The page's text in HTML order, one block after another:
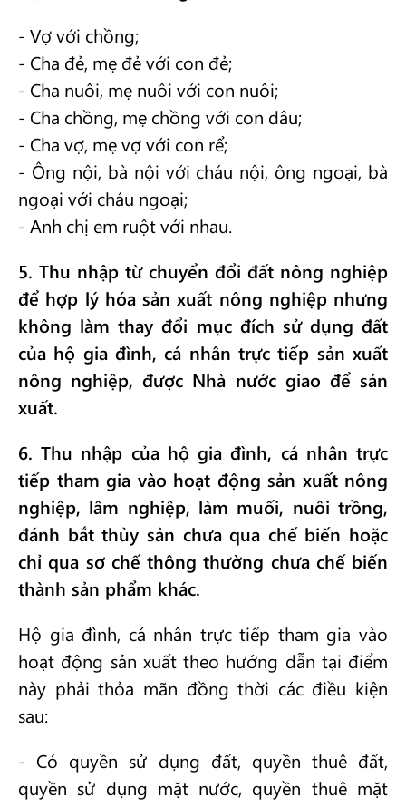
- Vợ với chồng;
- Cha đẻ, mẹ đẻ với con đẻ;
- Cha nuôi, mẹ nuôi với con nuôi;
- Cha chồng, mẹ chồng với con dâu;
- Cha vợ, mẹ vợ với con rể;
- Ông nội, bà nội với cháu nội, ông ngoại, bà
ngoại với cháu ngoại;
- Anh chị em ruột với nhau.
5. Thu nhập từ chuyển đổi đất nông nghiệp
để hợp lý hóa sản xuất nông nghiệp nhưng
không làm thay đổi mục đích sử dụng đất
của hộ gia đình, cá nhân trực tiếp sản xuất
nông nghiệp, được Nhà nước giao để sản
xuất.
6. Thu nhập của hộ gia đình, cá nhân trực
tiếp tham gia vào hoạt động sản xuất nông
nghiệp, lâm nghiệp, làm muối, nuôi trồng,
đánh bắt thủy sản chưa qua chế biến hoặc
chỉ qua sơ chế thông thường chưa chế biến
thành sản phẩm khác.
Hộ gia đình, cá nhân trực tiếp tham gia vào
hoạt động sản xuất theo hướng dẫn tại điểm
này phải thỏa mãn đồng thời các điều kiện
sau:
- Có quyền sử dụng đất, quyền thuê đất,
quyền sử dụng mặt nước, quyền thuê mặt